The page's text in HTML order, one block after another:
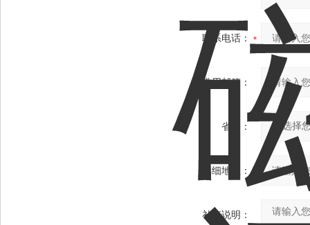
联系电话：
常用邮箱：
省份：
详细地址：
补充说明：